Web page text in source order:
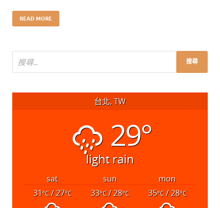
READ MORE
台北, TW
29°
light rain
sat sun
mon
31°C/ 27°C 33°C/ 28°C 35°C/ 28°C